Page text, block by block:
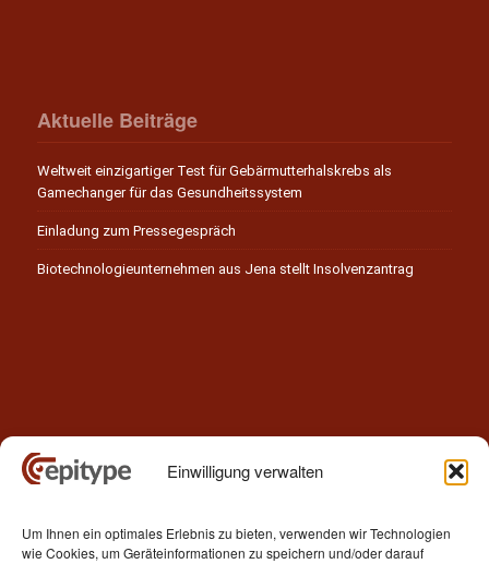
Einwilligung verwalten
Um Ihnen ein optimales Erlebnis zu bieten, verwenden wir Technologien
wie Cookies, um Geräteinformationen zu speichern und/oder darauf
Aktuelle Beiträge
Weltweit einzigartiger Test für Gebärmutterhalskrebs als
Gamechanger für das Gesundheitssystem
Einladung zum Pressegespräch
Biotechnologieunternehmen aus Jena stellt Insolvenzantrag
Kontakt
Epitype GmbH